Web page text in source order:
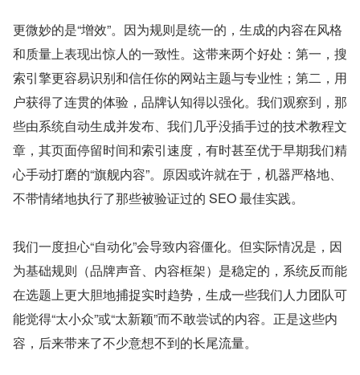
更微妙的是“增效”。因为规则是统一的，生成的内容在风格
和质量上表现出惊人的一致性。这带来两个好处：第一，搜
索引擎更容易识别和信任你的网站主题与专业性；第二，用
户获得了连贯的体验，品牌认知得以强化。我们观察到，那
些由系统自动生成并发布、我们几乎没插手过的技术教程文
章，其页面停留时间和索引速度，有时甚至优于早期我们精
心手动打磨的“旗舰内容”。原因或许就在于，机器严格地、
不带情绪地执行了那些被验证过的 SEO 最佳实践。
我们一度担心“自动化”会导致内容僵化。但实际情况是，因
为基础规则（品牌声音、内容框架）是稳定的，系统反而能
在选题上更大胆地捕捉实时趋势，生成一些我们人力团队可
能觉得“太小众”或“太新颖”而不敢尝试的内容。正是这些内
容，后来带来了不少意想不到的长尾流量。